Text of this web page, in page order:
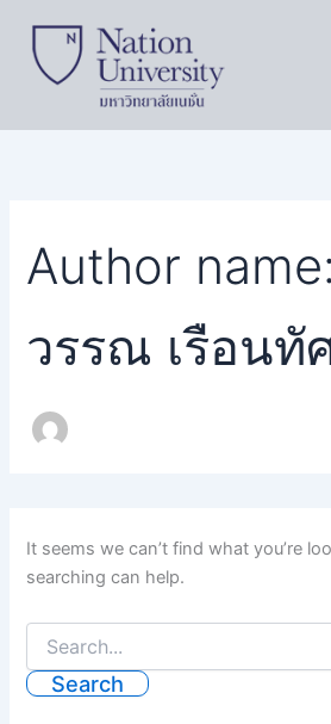
content
Author
วรรณ เรือนทั
It seems we can’t find what you’re
searching can help.
for: